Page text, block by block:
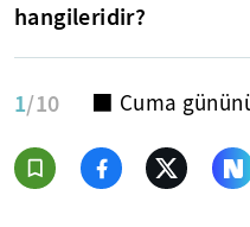
hangileridir?
1/10 ⬛ Cuma